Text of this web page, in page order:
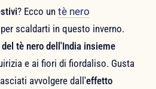
? Ecco un tè nero
per scaldarti in questo inverno.
del tè nero dell'India insieme
e ai fiori di fiordaliso. Gusta
avvolgere dall'effetto